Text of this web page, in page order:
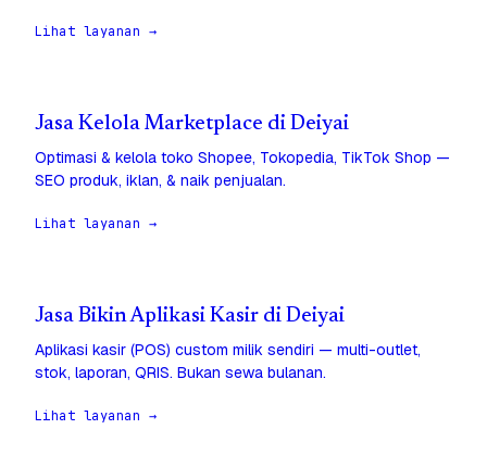
Lihat layanan →
Jasa Kelola Marketplace di Deiyai
Optimasi & kelola toko Shopee, Tokopedia, TikTok Shop —
SEO produk, iklan, & naik penjualan.
Lihat layanan →
Jasa Bikin Aplikasi Kasir di Deiyai
Aplikasi kasir (POS) custom milik sendiri — multi-outlet,
stok, laporan, QRIS. Bukan sewa bulanan.
Lihat layanan →